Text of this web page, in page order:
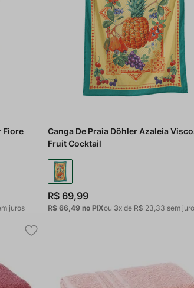
Fiore
juros
Canga De Praia Döhler Azaleia
Fruit Cocktail
R$ 69,99
R$ 66,49 no PIXou 3x de R$ 23,33 sem